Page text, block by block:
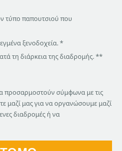
τύπο παπουτσιού που
ξενοδοχεία. *
τη διάρκεια της διαδρομής. **
προσαρμοστούν σύμφωνα με τις
μαζί μας για να οργανώσουμε μαζί
διαδρομές ή να